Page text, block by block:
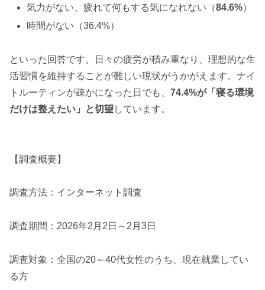
気力がない、疲れて何もする気になれない（84.6%）
時間がない（36.4%）
といった回答です。日々の疲労が積み重なり、理想的な生
活習慣を維持することが難しい現状がうかがえます。ナイ
トルーティンが疎かになった日でも、 74.4%が「寝る環境
だけは整えたい」と切望しています。
【調査概要】
調査方法：インターネット調査
調査期間：2026年2月2日～2月3日
​​調査対象：全国の20～40代女性のうち、現在就業してい
る方